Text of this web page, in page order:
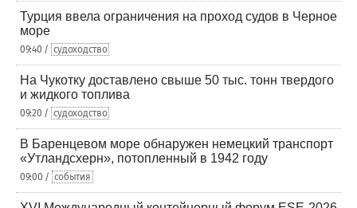
Турция ввела ограничения на проход судов в Черное
море
09:40 / судоходство
На Чукотку доставлено свыше 50 тыс. тонн твердого
и жидкого топлива
09:20 / судоходство
В Баренцевом море обнаружен немецкий транспорт
«Утландсхерн», потопленный в 1942 году
09:00 / события